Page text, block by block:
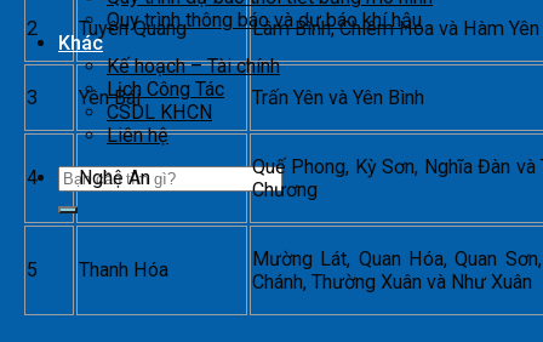
Quy trình thông báo và dự báo khí hậu
Khác
Kế hoạch – Tài chính
Lịch Công Tác
CSDL KHCN
Liên hệ
2 Tuyên Quang Lâm Bình, Chiêm Hóa và Hàm Yên
3 Yên Bái Trấn Yên và Yên Bình
4 Nghệ An
Quế Phong, Kỳ Sơn, Nghĩa Đàn và
Chương
5 Thanh Hóa
Mường Lát, Quan Hóa, Quan
Chánh, Thường Xuân và Như Xuân